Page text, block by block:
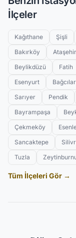
İlçeler
Kağıthane Şişli
Bakırköy
Ataşehir
Beylikdüzü
Fatih
Esenyurt
Bağcılar
Sarıyer
Pendik
Bayrampaşa
Çekmeköy
Sancaktepe
Tuzla
Tüm İlçeleri Gör →